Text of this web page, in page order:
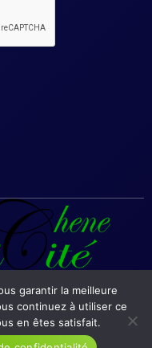
garantir la meilleure
continuez à utiliser ce
en êtes satisfait.